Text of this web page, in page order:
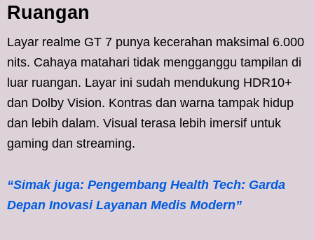
Ruangan
Layar realme GT 7 punya kecerahan maksimal 6.000
nits. Cahaya matahari tidak mengganggu tampilan di
luar ruangan. Layar ini sudah mendukung HDR10+
dan Dolby Vision. Kontras dan warna tampak hidup
dan lebih dalam. Visual terasa lebih imersif untuk
gaming dan streaming.
“Simak juga: Pengembang Health Tech: Garda
Depan Inovasi Layanan Medis Modern”